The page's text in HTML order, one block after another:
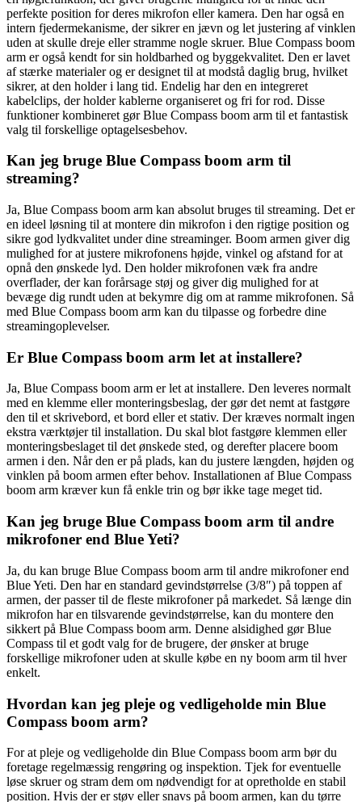
perfekte position for deres mikrofon eller kamera. Den har også en
intern fjedermekanisme, der sikrer en jævn og let justering af vinklen
uden at skulle dreje eller stramme nogle skruer. Blue Compass boom
arm er også kendt for sin holdbarhed og byggekvalitet. Den er lavet
af stærke materialer og er designet til at modstå daglig brug, hvilket
sikrer, at den holder i lang tid. Endelig har den en integreret
kabelclips, der holder kablerne organiseret og fri for rod. Disse
funktioner kombineret gør Blue Compass boom arm til et fantastisk
valg til forskellige optagelsesbehov.
Kan jeg bruge Blue Compass boom arm til
streaming?
Ja, Blue Compass boom arm kan absolut bruges til streaming. Det er
en ideel løsning til at montere din mikrofon i den rigtige position og
sikre god lydkvalitet under dine streaminger. Boom armen giver dig
mulighed for at justere mikrofonens højde, vinkel og afstand for at
opnå den ønskede lyd. Den holder mikrofonen væk fra andre
overflader, der kan forårsage støj og giver dig mulighed for at
bevæge dig rundt uden at bekymre dig om at ramme mikrofonen. Så
med Blue Compass boom arm kan du tilpasse og forbedre dine
streamingoplevelser.
Er Blue Compass boom arm let at installere?
Ja, Blue Compass boom arm er let at installere. Den leveres normalt
med en klemme eller monteringsbeslag, der gør det nemt at fastgøre
den til et skrivebord, et bord eller et stativ. Der kræves normalt ingen
ekstra værktøjer til installation. Du skal blot fastgøre klemmen eller
monteringsbeslaget til det ønskede sted, og derefter placere boom
armen i den. Når den er på plads, kan du justere længden, højden og
vinklen på boom armen efter behov. Installationen af Blue Compass
boom arm kræver kun få enkle trin og bør ikke tage meget tid.
Kan jeg bruge Blue Compass boom arm til andre
mikrofoner end Blue Yeti?
Ja, du kan bruge Blue Compass boom arm til andre mikrofoner end
Blue Yeti. Den har en standard gevindstørrelse (3/8″) på toppen af
armen, der passer til de fleste mikrofoner på markedet. Så længe din
mikrofon har en tilsvarende gevindstørrelse, kan du montere den
sikkert på Blue Compass boom arm. Denne alsidighed gør Blue
Compass til et godt valg for de brugere, der ønsker at bruge
forskellige mikrofoner uden at skulle købe en ny boom arm til hver
enkelt.
Hvordan kan jeg pleje og vedligeholde min Blue
Compass boom arm?
For at pleje og vedligeholde din Blue Compass boom arm bør du
foretage regelmæssig rengøring og inspektion. Tjek for eventuelle
løse skruer og stram dem om nødvendigt for at opretholde en stabil
position. Hvis der er støv eller snavs på boom armen, kan du tørre